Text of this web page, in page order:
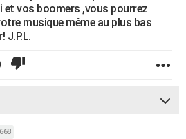
et vos boomers ,vous pourrez
musique même au plus bas
J.P.L.
668